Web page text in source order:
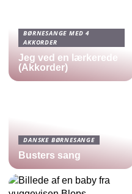
BØRNESANGE MED 4
AKKORDER
Jeg ved en lærkerede
(Akkorder)
DANSKE BØRNESANGE
Busters sang